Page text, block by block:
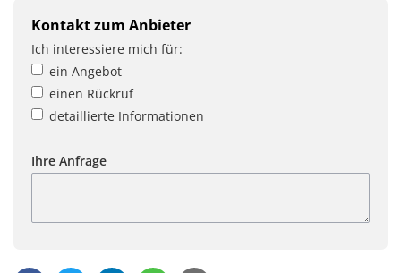
Kontakt zum Anbieter
Ich interessiere mich für:
ein Angebot
einen Rückruf
detaillierte Informationen
Ihre Anfrage